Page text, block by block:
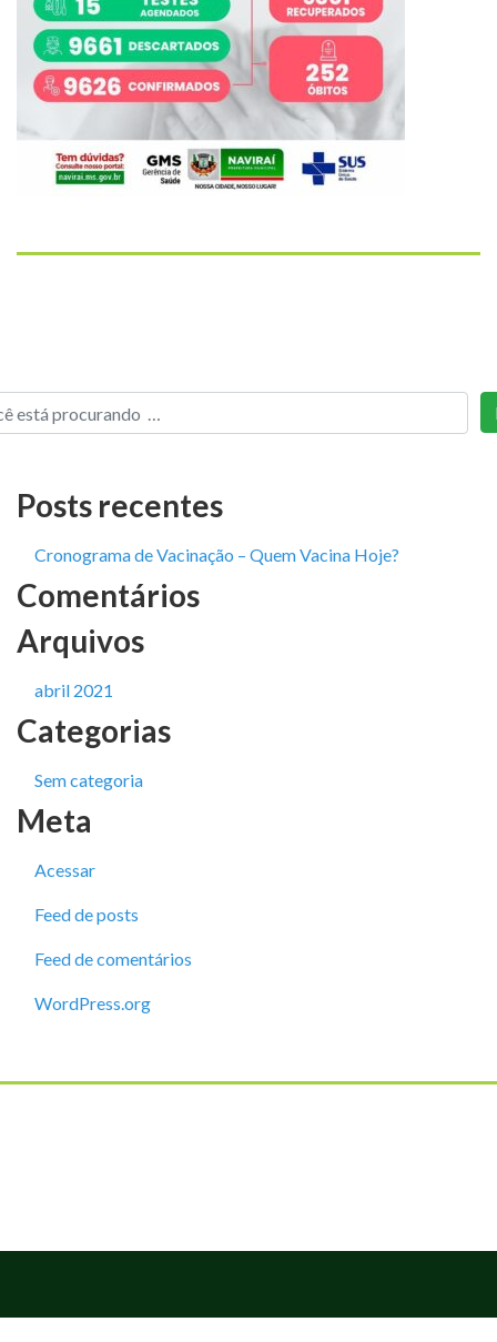
Posts recentes
Cronograma de Vacinação – Quem Vacina Hoje?
Comentários
Arquivos
abril 2021
Categorias
Sem categoria
Meta
Acessar
Feed de posts
Feed de comentários
WordPress.org